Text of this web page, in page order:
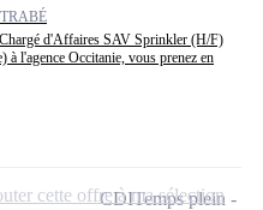
d'Affaires SAV Sprinkler (H/F)
à l'agence Occitanie, vous prenez en
CDITemps plein
cette offre à ma sélection